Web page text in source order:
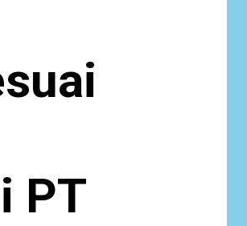
PT
Diduga Kelola
Tenaga Ahli Fiktif,
Andra Soni Diminta
Keberhasilan
Putih Jadi Kunci